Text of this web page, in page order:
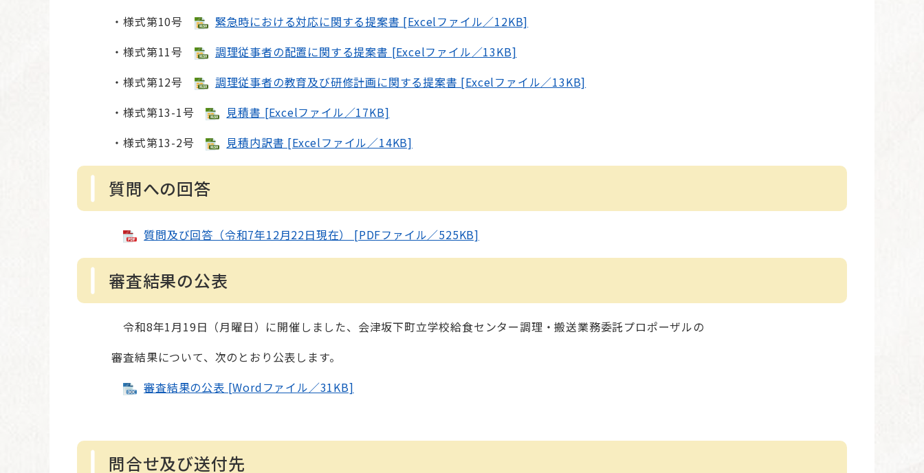
・様式第10号
緊急時における対応に関する提案書 [Excelファイル／12KB]
・様式第11号
調理従事者の配置に関する提案書 [Excelファイル／13KB]
・様式第12号
調理従事者の教育及び研修計画に関する提案書 [Excelファイル／13KB]
・様式第13-1号
見積書 [Excelファイル／17KB]
・様式第13-2号
見積内訳書 [Excelファイル／14KB]
質問への回答
質問及び回答（令和7年12月22日現在） [PDFファイル／525KB]
審査結果の公表
令和8年1月19日（月曜日）に開催しました、会津坂下町立学校給食センター調理・搬送業務委託プロポーザルの
審査結果について、次のとおり公表します。
審査結果の公表 [Wordファイル／31KB]
問合せ及び送付先